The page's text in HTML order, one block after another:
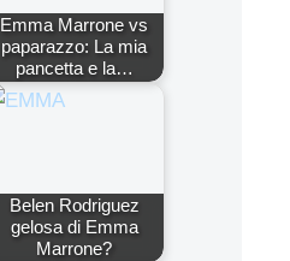
Emma Marrone vs
paparazzo: La mia
pancetta e la…
Belen Rodriguez
gelosa di Emma
Marrone?